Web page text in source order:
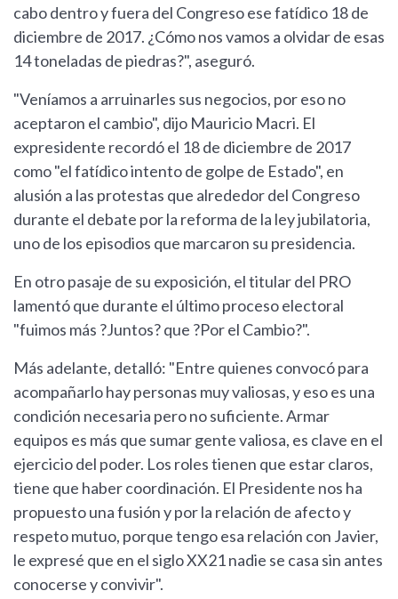
cabo dentro y fuera del Congreso ese fatídico 18 de
diciembre de 2017. ¿Cómo nos vamos a olvidar de esas
14 toneladas de piedras?", aseguró.
"Veníamos a arruinarles sus negocios, por eso no
aceptaron el cambio", dijo Mauricio Macri. El
expresidente recordó el 18 de diciembre de 2017
como "el fatídico intento de golpe de Estado", en
alusión a las protestas que alrededor del Congreso
durante el debate por la reforma de la ley jubilatoria,
uno de los episodios que marcaron su presidencia.
En otro pasaje de su exposición, el titular del PRO
lamentó que durante el último proceso electoral
"fuimos más ?Juntos? que ?Por el Cambio?".
Más adelante, detalló: "Entre quienes convocó para
acompañarlo hay personas muy valiosas, y eso es una
condición necesaria pero no suficiente. Armar
equipos es más que sumar gente valiosa, es clave en el
ejercicio del poder. Los roles tienen que estar claros,
tiene que haber coordinación. El Presidente nos ha
propuesto una fusión y por la relación de afecto y
respeto mutuo, porque tengo esa relación con Javier,
le expresé que en el siglo XX21 nadie se casa sin antes
conocerse y convivir".